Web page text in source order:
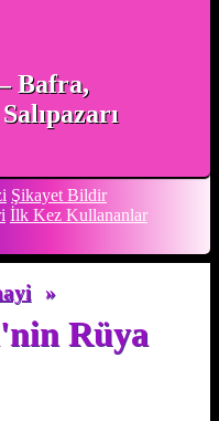
Bafra,
Şikayet Bildir
İlk Kez Kullananlar
»
Rüya